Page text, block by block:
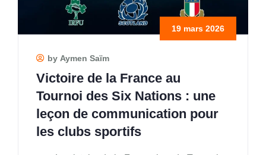
19 mars 2026
by Aymen Saïm
Victoire de la France au
Tournoi des Six Nations : une
leçon de communication pour
les clubs sportifs